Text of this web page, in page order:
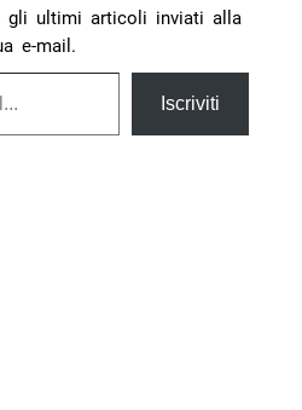
gli ultimi articoli inviati alla
e-mail.
Iscriviti